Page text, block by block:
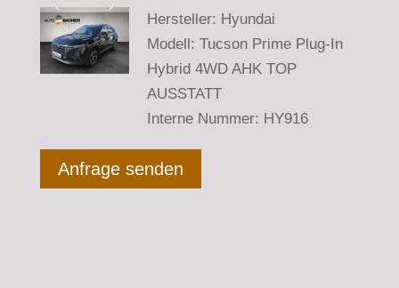
Hersteller: Hyundai
Modell: Tucson Prime Plug-In
Hybrid 4WD AHK TOP
AUSSTATT
Interne Nummer: HY916
Anfrage senden